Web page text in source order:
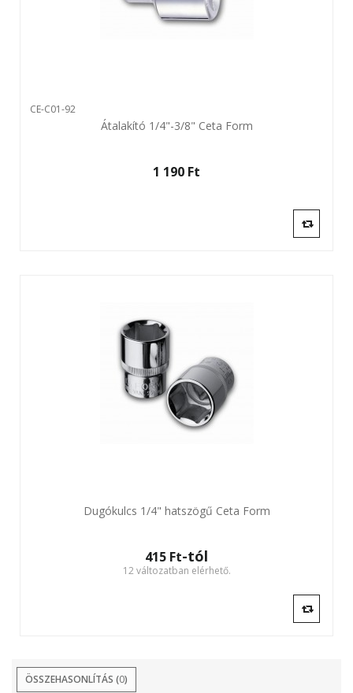
CE-C01-92
Átalakító 1/4"-3/8" Ceta Form
1 190 Ft‎
Dugókulcs 1/4" hatszögű Ceta Form
415 Ft‎-tól
12 változatban elérhető.
ÖSSZEHASONLÍTÁS (0)